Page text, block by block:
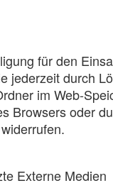
für den
jederzeit durch
im Web-
Browsers oder
Externe Medien